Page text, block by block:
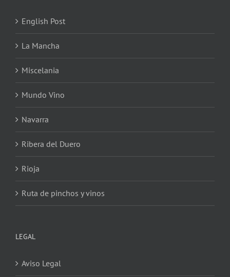
English Post
La Mancha
Miscelania
Mundo Vino
Navarra
Ribera del Duero
Rioja
Ruta de pinchos y vinos
LEGAL
Aviso Legal